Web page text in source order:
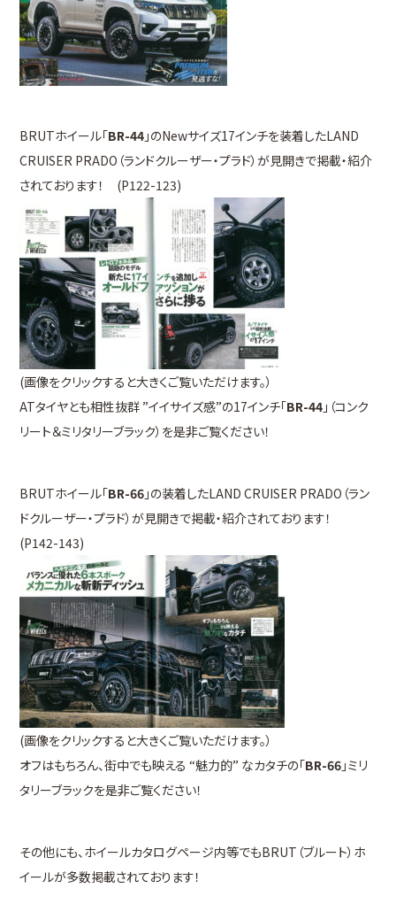
BRUTホイール「BR-44 」のNewサイズ17インチを装着したLAND
CRUISER PRADO（ランドクルーザー・プラド）が見開きで掲載・紹介
されております！ (P122-123)
(画像をクリックすると大きくご覧いただけます。）
ATタイヤとも相性抜群 ”イイサイズ感”の17インチ「BR-44 」（コンク
リート＆ミリタリーブラック）を是非ご覧ください！
BRUTホイール「BR-66 」の装着したLAND CRUISER PRADO（ラン
ドクルーザー・プラド）が見開きで掲載・紹介されております！
(P142-143)
(画像をクリックすると大きくご覧いただけます。）
オフはもちろん、街中でも映える “魅力的” なカタチの「BR-66 」ミリ
タリーブラックを是非ご覧ください！
その他にも、ホイールカタログページ内等でもBRUT（ブルート）ホ
イールが多数掲載されております！